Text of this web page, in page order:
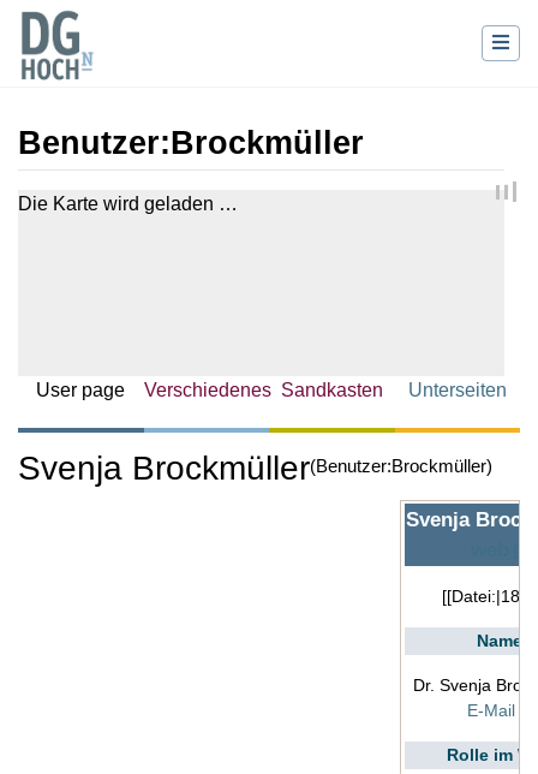
Benutzer:Brockmüller
Wechseln zu:Navigation
Die Karte wird geladen …
User page Verschiedenes Sandkasten Unterseiten
Svenja Brockmüller(Benutzer:Brockmüller)
Svenja
Name
Dr. Svenja
E-Mail
Rolle im